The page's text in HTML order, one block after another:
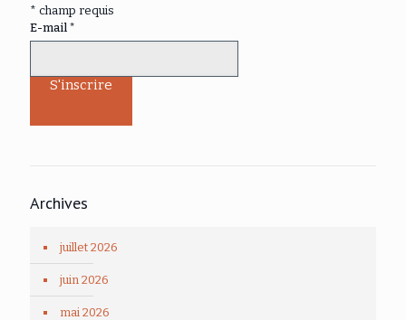
* champ requis
E-mail *
Archives
juillet 2026
juin 2026
mai 2026